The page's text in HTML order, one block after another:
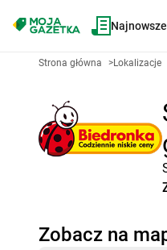
Strona główna >Lokalizacje
Zobacz na